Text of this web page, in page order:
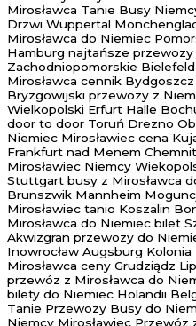
Mirosławca Tanie Busy
Drzwi Wuppertal
Mirosławca do Niemiec
Hamburg najtańsze przewozy
Zachodniopomorskie
Mirosławca cennik
Bryzgowijski przewozy z
Wielkopolski Erfurt Halle
door to door Toruń Drezno
Niemiec Mirosławiec cena
Frankfurt nad Menem
Mirosławiec Niemcy
Stuttgart busy z Mirosławca
Brunszwik Mannheim
Mirosławiec tanio Koszalin
Mirosławca do Niemiec bilet
Akwizgran przewozy do
Inowrocław Augsburg
Mirosławca ceny Grudziądz
przewóz z Mirosławca do
bilety do Niemiec Holandii
Tanie Przewozy Busy do
Niemcy Mirosławiec Przewóz